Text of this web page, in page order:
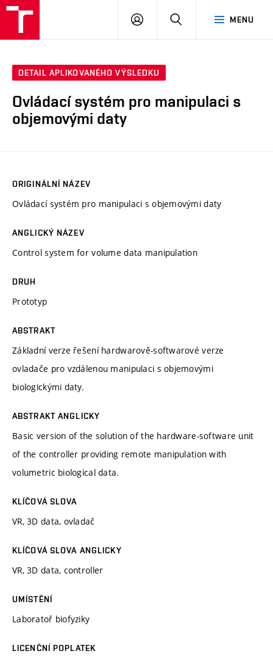
MENU
PŘIHLÁSIT
DETAIL APLIKOVANÉHO VÝSLEDKU
Ovládací systém pro manipulaci s
objemovými daty
ORIGINÁLNÍ NÁZEV
Ovládací systém pro manipulaci s objemovými daty
ANGLICKÝ NÁZEV
Control system for volume data manipulation
DRUH
Prototyp
ABSTRAKT
Základní verze řešení hardwarově-softwarové verze
ovladače pro vzdálenou manipulaci s objemovými
biologickými daty.
ABSTRAKT ANGLICKY
Basic version of the solution of the hardware-software unit
of the controller providing remote manipulation with
volumetric biological data.
KLÍČOVÁ SLOVA
VR, 3D data, ovladač
KLÍČOVÁ SLOVA ANGLICKY
VR, 3D data, controller
UMÍSTĚNÍ
Laboratoř biofyziky
LICENČNÍ POPLATEK